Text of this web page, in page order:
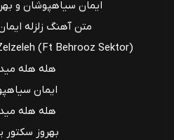
ایمان سیاهپوشان و
متن آهنگ زلزله
(Ft Behrooz Sektor)
هله هله
ایمان
هله هله
بهروز سکتور